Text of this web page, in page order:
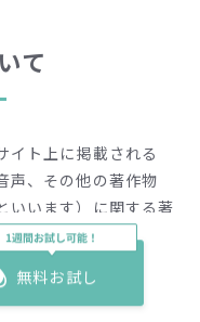
て
イト上に掲載される
声、その他の著作物
いいます）に関する著
の権利者に帰属しま
存等する場合、その他
無料お試し